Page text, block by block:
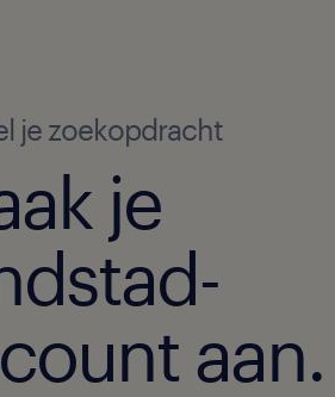
je zoekopdracht
je
aan.